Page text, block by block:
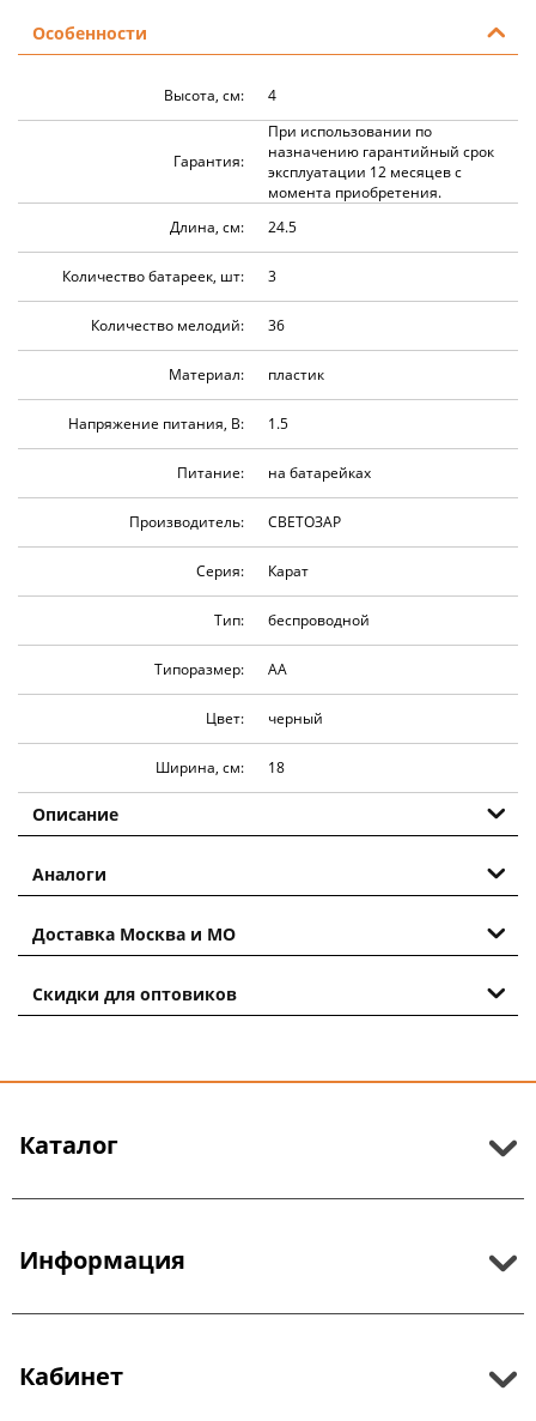
Особенности
Высота, см: 4
Гарантия:
При использовании по
назначению гарантийный срок
эксплуатации 12 месяцев с
момента приобретения.
Длина, см:
24.5
Количество батареек, шт: 3
Количество мелодий: 36
Материал: пластик
Напряжение питания, В: 1.5
Питание: на батарейках
Производитель: СВЕТОЗАР
Серия: Карат
Тип: беспроводной
Типоразмер: АА
Цвет: черный
Ширина, см: 18
Описание
Аналоги
Доставка Москва и МО
Скидки для оптовиков
Каталог
Информация
Кабинет